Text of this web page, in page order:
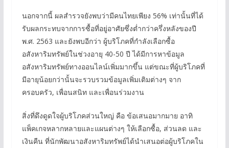
นอกจากนี้ ผลสำรวจยังพบว่ามีคนไทยเพียง 56% เท่านั้นที่ได้
รับผลกระทบจากการซื้อที่อยู่อาศัยซึ่งต่ำกว่าครึ่งหลังของปี
พ.ศ. 2563 และยังพบอีกว่า ผู้บริโภคที่กำลังเลือกซื้อ
อสังหาริมทรัพย์ในช่วงอายุ 40-50 ปี ได้มีการหาข้อมูล
อสังหาริมทรัพย์ทางออนไลน์เพิ่มมากขึ้น แต่ขณะที่ผู้บริโภคที่
มีอายุน้อยกว่านั้นจะรวบรวมข้อมูลเพิ่มเติมต่างๆ จาก
ครอบครัว, เพื่อนสนิท และเพื่อนร่วมงาน
สิ่งที่ดึงดูดใจผู้บริโภคส่วนใหญ่ คือ ข้อเสนอมากมาย อาทิ
แพ็คเกจหลากหลายและแผนต่างๆ ให้เลือกซื้อ, ส่วนลด และ
เงินคืน ที่นักพัฒนาอสังหาริมทรัพย์ได้นำเสนอต่อผู้บริโภคใน